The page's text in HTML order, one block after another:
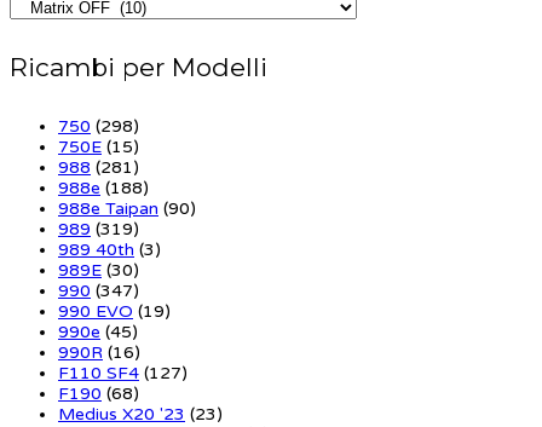
Ricambi per Modelli
750 (298)
750E (15)
988 (281)
988e (188)
988e Taipan (90)
989 (319)
989 40th (3)
989E (30)
990 (347)
990 EVO (19)
990e (45)
990R (16)
F110 SF4 (127)
F190 (68)
Medius X20 '23 (23)